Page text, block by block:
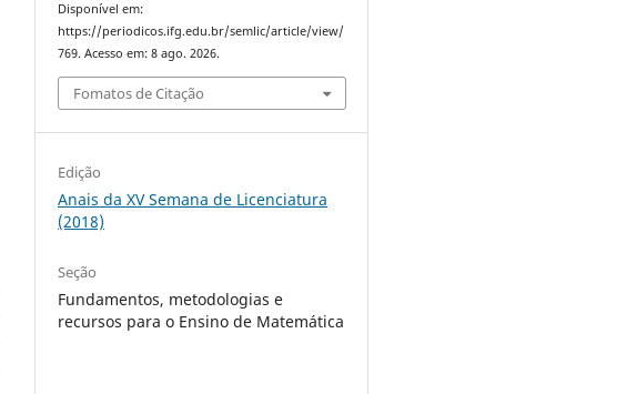
Disponível em:
https://periodicos.ifg.edu.br/semlic/article/view/
769. Acesso em: 8 ago. 2026.
Fomatos de Citação
Edição
Anais da XV Semana de Licenciatura
(2018)
Seção
Fundamentos, metodologias e
recursos para o Ensino de Matemática